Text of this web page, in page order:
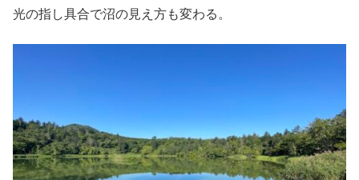
光の指し具合で沼の見え方も変わる。